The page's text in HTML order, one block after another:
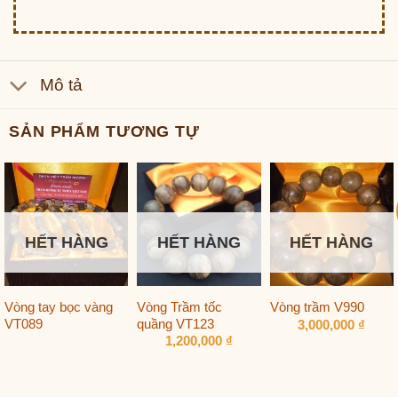
Mô tả
SẢN PHẨM TƯƠNG TỰ
HẾT HÀNG
Vòng tay bọc vàng
VT089
HẾT HÀNG
Vòng Trầm tốc
quầng VT123
1,200,000 ₫
HẾT HÀNG
Vòng trầm V990
3,000,000 ₫